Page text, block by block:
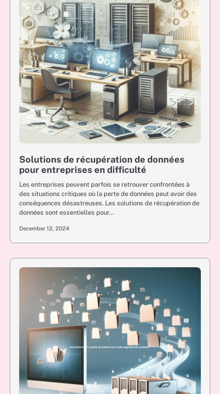
Solutions de récupération de données
pour entreprises en difficulté
Les entreprises peuvent parfois se retrouver confrontées à
des situations critiques où la perte de données peut avoir des
conséquences désastreuses. Les solutions de récupération de
données sont essentielles pour…
December 12, 2024